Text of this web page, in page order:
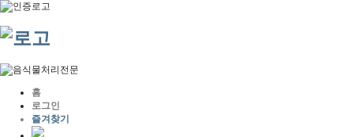
홈
로그인
즐겨찾기